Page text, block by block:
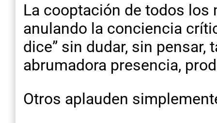
La cooptación de todos
anulando la conciencia
dice” sin dudar, sin
abrumadora presencia,
Otros aplauden